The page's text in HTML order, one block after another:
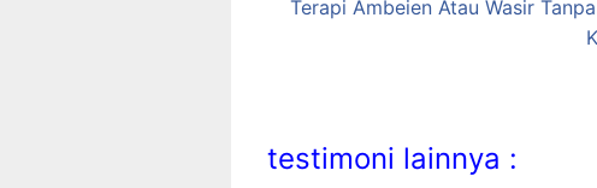
Terapi Ambeien Atau Wasir
testimoni lainnya :